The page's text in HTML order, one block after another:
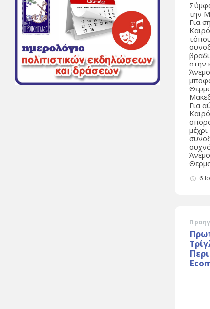
την
Για
στην
Για
6